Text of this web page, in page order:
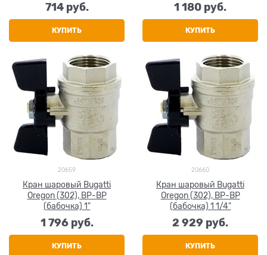
714 руб.
КУПИТЬ
1 180 руб.
КУПИТЬ
20659
Кран шаровый Bugatti
Oregon (302), ВР-ВР
(бабочка) 1"
1 796 руб.
КУПИТЬ
20660
Кран шаровый Bugatti
Oregon (302), ВР-ВР
(бабочка) 1 1/4"
2 929 руб.
КУПИТЬ